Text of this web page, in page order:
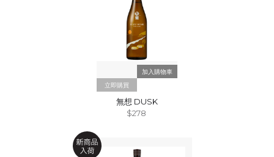
立即購買
無想 DUSK
$278